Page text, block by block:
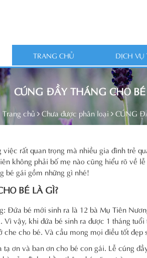
TRANG CHỦ DỊCH VỤ
CÚNG ĐẦY THÁNG CHO
Trang chủ Chưa được phân loại CÚNG
việc rất quan trọng mà nhiều gia đình trẻ
không phải bố mẹ nào cũng hiểu rõ về
bé gái gồm những gì nhé!
BÉ LÀ GÌ?
Đứa bé mới sinh ra là 12 bà Mụ Tiên
Vì vậy, khi đứa bé sinh ra được 1 tháng
cho bé. Và cầu mong mọi điều tốt đẹp
ơn và ban ơn cho bé con gái. Lễ cúng